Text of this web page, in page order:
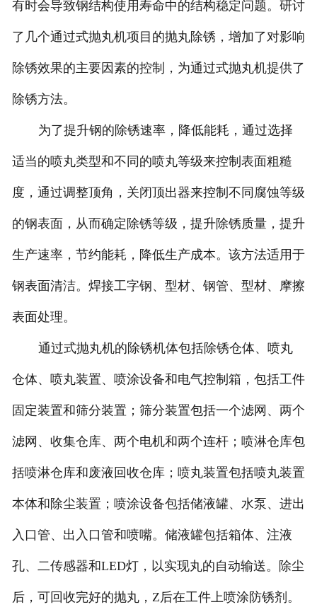
有时会导致钢结构使用寿命中的结构稳定问题。研讨
了几个通过式抛丸机项目的抛丸除锈，增加了对影响
除锈效果的主要因素的控制，为通过式抛丸机提供了
除锈方法。
为了提升钢的除锈速率，降低能耗，通过选择
适当的喷丸类型和不同的喷丸等级来控制表面粗糙
度，通过调整顶角，关闭顶出器来控制不同腐蚀等级
的钢表面，从而确定除锈等级，提升除锈质量，提升
生产速率，节约能耗，降低生产成本。该方法适用于
钢表面清洁。焊接工字钢、型材、钢管、型材、摩擦
表面处理。
通过式抛丸机的除锈机体包括除锈仓体、喷丸
仓体、喷丸装置、喷涂设备和电气控制箱，包括工件
固定装置和筛分装置；筛分装置包括一个滤网、两个
滤网、收集仓库、两个电机和两个连杆；喷淋仓库包
括喷淋仓库和废液回收仓库；喷丸装置包括喷丸装置
本体和除尘装置；喷涂设备包括储液罐、水泵、进出
入口管、出入口管和喷嘴。储液罐包括箱体、注液
孔、二传感器和LED灯，以实现丸的自动输送。除尘
后，可回收完好的抛丸，Z后在工件上喷涂防锈剂。